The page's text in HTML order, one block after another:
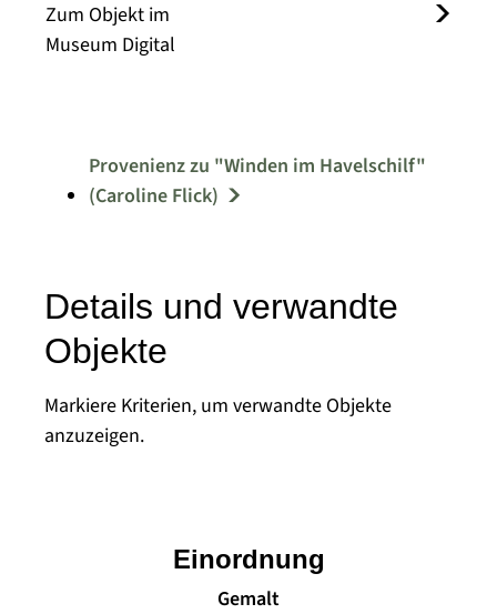
Zum Objekt im
Museum Digital
Provenienz zu "Winden im Havelschilf"
(Caroline Flick)
Details und verwandte
Objekte
Markiere Kriterien, um verwandte Objekte
anzuzeigen.
Gemalt
Einordnung